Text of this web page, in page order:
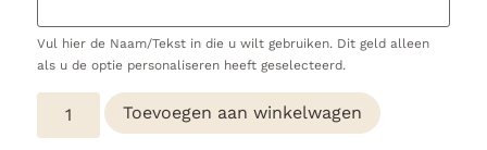
Vul hier de Naam/Tekst in die u wilt gebruiken. Dit geld alleen
als u de optie personaliseren heeft geselecteerd.
Toevoegen aan winkelwagen